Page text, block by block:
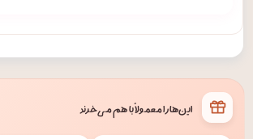
این‌ها را معمولاً با هم می‌خرند